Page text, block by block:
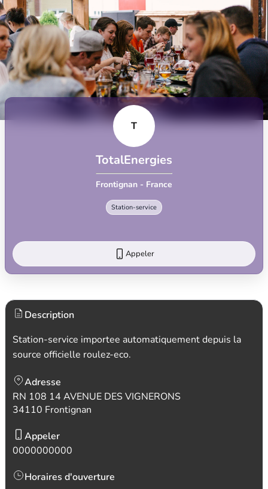
T
TotalEnergies
Frontignan - France
Station-service
Appeler
Description
Station-service importee automatiquement depuis la
source officielle roulez-eco.
Adresse
RN 108 14 AVENUE DES VIGNERONS
34110 Frontignan
Appeler
0000000000
Horaires d'ouverture